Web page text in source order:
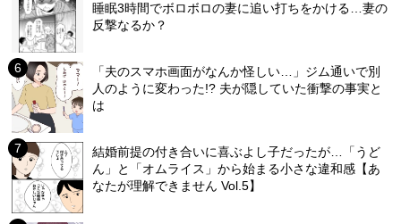
睡眠3時間でボロボロの妻に追い打ちをかける…妻の
反撃なるか？
「夫のスマホ画面がなんか怪しい…」ジム通いで別
人のように変わった!? 夫が隠していた衝撃の事実と
は
結婚前提の付き合いに喜ぶよし子だったが…「うど
ん」と「オムライス」から始まる小さな違和感【あ
なたが理解できません Vol.5】